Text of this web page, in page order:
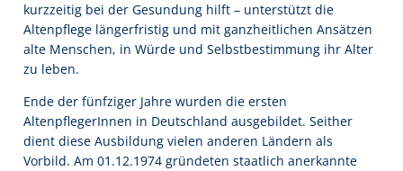
kurzzeitig bei der Gesundung hilft – unterstützt die
Altenpflege längerfristig und mit ganzheitlichen Ansätzen
alte Menschen, in Würde und Selbstbestimmung ihr Alter
zu leben.
Ende der fünfziger Jahre wurden die ersten
AltenpflegerInnen in Deutschland ausgebildet. Seither
dient diese Ausbildung vielen anderen Ländern als
Vorbild. Am 01.12.1974 gründeten staatlich anerkannte